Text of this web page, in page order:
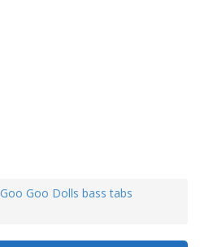
Goo Goo Dolls bass tabs